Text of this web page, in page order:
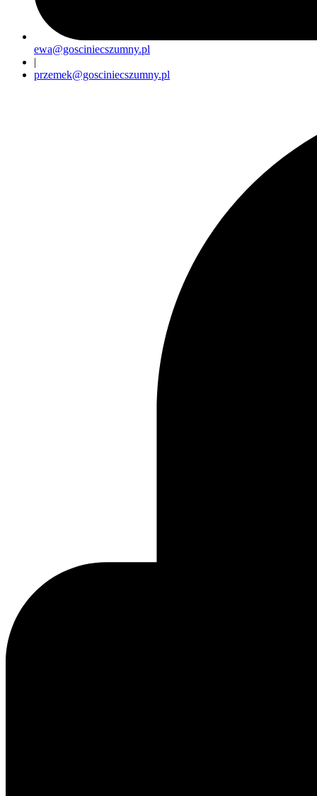
ewa@gosciniecszumny.pl
|
przemek@gosciniecszumny.pl